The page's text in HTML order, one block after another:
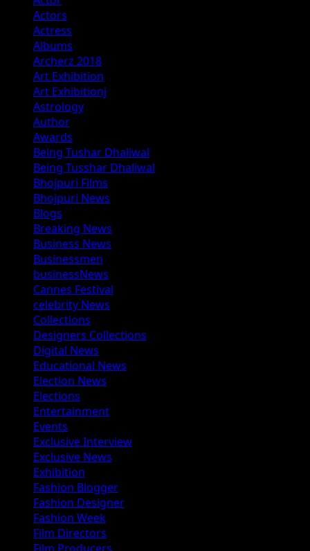
Actors
Actress
Albums
Archerz 2018
Art Exhibition
Art Exhibitionj
Astrology
Author
Awards
Being Tushar Dhaliwal
Being Tusshar Dhaliwal
Bhojpuri Films
Bhojpuri News
Blogs
Breaking News
Business News
Businessmen
businessNews
Cannes Festival
celebrity News
Collections
Designers Collections
Digital News
Educational News
Election News
Elections
Entertainment
Events
Exclusive Interview
Exclusive News
Exhibition
Fashion Blogger
Fashion Designer
Fashion Week
Film Directors